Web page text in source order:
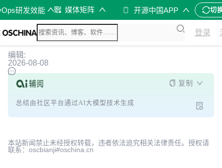
研发效能 媒体矩阵 开源中国APP 切
登录
编辑:
2026-08-08
复制
总结由社区平台通过AI大模型技术生成
本站新闻禁止未经授权转载，违者依法追究相关法律责任。授权请
联系：oscbianji#oschina.cn